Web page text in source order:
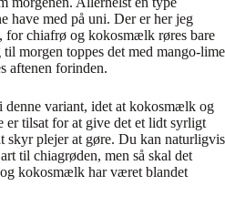
have med på uni. Der er her jeg
for chiafrø og kokosmælk røres bare
morgen toppes det med mango-lime
aftenen forinden.
denne variant, idet at kokosmælk og
er tilsat for at give det et lidt syrligt
skyr plejer at gøre. Du kan naturligvis
til chiagrøden, men så skal det
kokosmælk har været blandet